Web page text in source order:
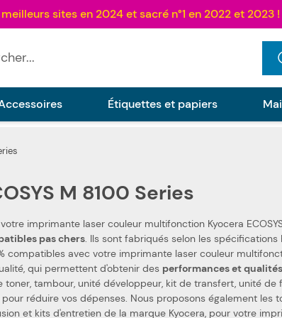
Étiquettes et papiers
M 8100 Series
imprimante laser couleur multifonction Kyocera
compatibles pas chers. Ils sont fabriqués selon les spécifications Kyocera, ainsi que selon les normes spécifiques. Ceci les rend
compatibles avec votre imprimante laser couleur multifonction Kyocera
qui permettent d'obtenir des performances et
toner, tambour, unité développeur, kit de transfert, unité
réduire vos dépenses. Nous proposons également les toners, tambours, unités développeur, kits de transfert, unités
et kits d'entretien de la marque Kyocera, pour votre